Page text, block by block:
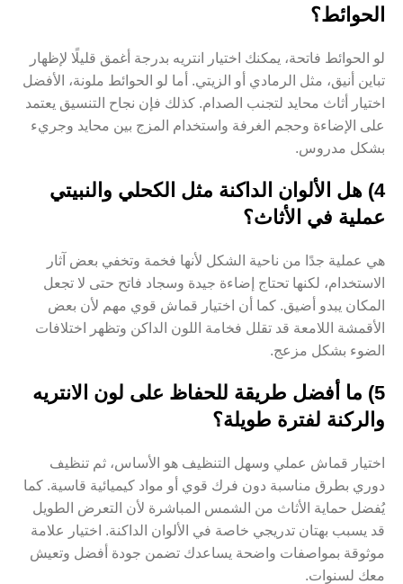
الحوائط؟
لو الحوائط فاتحة، يمكنك اختيار انتريه بدرجة أغمق قليلًا لإظهار
تباين أنيق، مثل الرمادي أو الزيتي. أما لو الحوائط ملونة، الأفضل
اختيار أثاث محايد لتجنب الصدام. كذلك فإن نجاح التنسيق يعتمد
على الإضاءة وحجم الغرفة واستخدام المزج بين محايد وجريء
بشكل مدروس.
4) هل الألوان الداكنة مثل الكحلي والنبيتي
عملية في الأثاث؟
هي عملية جدًا من ناحية الشكل لأنها فخمة وتخفي بعض آثار
الاستخدام، لكنها تحتاج إضاءة جيدة وسجاد فاتح حتى لا تجعل
المكان يبدو أضيق. كما أن اختيار قماش قوي مهم لأن بعض
الأقمشة اللامعة قد تقلل فخامة اللون الداكن وتظهر اختلافات
الضوء بشكل مزعج.
5) ما أفضل طريقة للحفاظ على لون الانتريه
والركنة لفترة طويلة؟
اختيار قماش عملي وسهل التنظيف هو الأساس، ثم تنظيف
دوري بطرق مناسبة دون فرك قوي أو مواد كيميائية قاسية. كما
يُفضل حماية الأثاث من الشمس المباشرة لأن التعرض الطويل
قد يسبب بهتان تدريجي خاصة في الألوان الداكنة. اختيار علامة
موثوقة بمواصفات واضحة يساعدك تضمن جودة أفضل وتعيش
معك لسنوات.